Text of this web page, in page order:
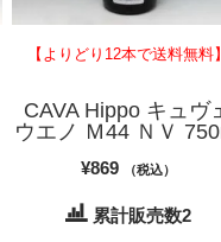
【よりどり12本で送料無料】
CAVA Hippo キュヴ
ウエノ Ｍ44 ＮＶ
¥869 （税込）
累計販売数2